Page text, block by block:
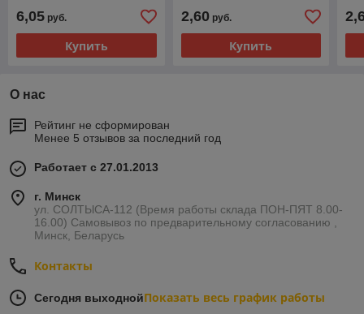
6,05 руб.
Купить
2,60руб.
Купить
О нас
Рейтинг не сформирован
Менее 5 отзывов за последний год
Работает с 27.01.2013
г. Минск
ул. СОЛТЫСА-112 (Время работы склада ПОН-ПЯТ 8.00-
16.00) Самовывоз по предварительному согласованию ,
Минск, Беларусь
Контакты
Сегодня выходнойПоказать весь график работы